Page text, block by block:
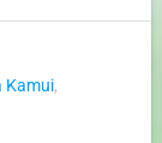
Kamui,